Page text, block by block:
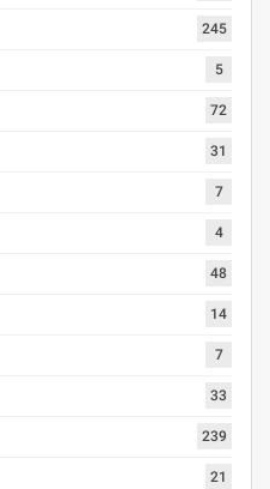
245
5
72
31
7
4
48
14
7
33
239
21